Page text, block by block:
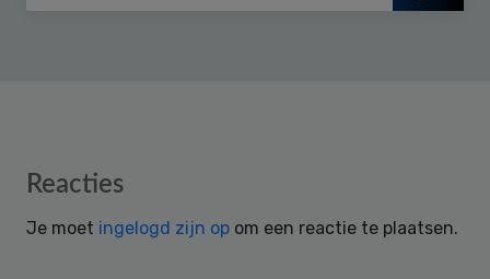
Reader
Reacties
Je moet ingelogd zijn op om een reactie te plaatsen.